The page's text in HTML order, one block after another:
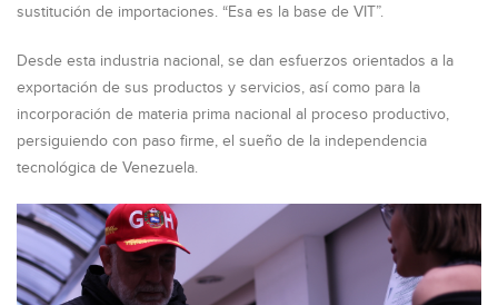
sustitución de importaciones. “Esa es la base de VIT”.
Desde esta industria nacional, se dan esfuerzos orientados a la
exportación de sus productos y servicios, así como para la
incorporación de materia prima nacional al proceso productivo,
persiguiendo con paso firme, el sueño de la independencia
tecnológica de Venezuela.